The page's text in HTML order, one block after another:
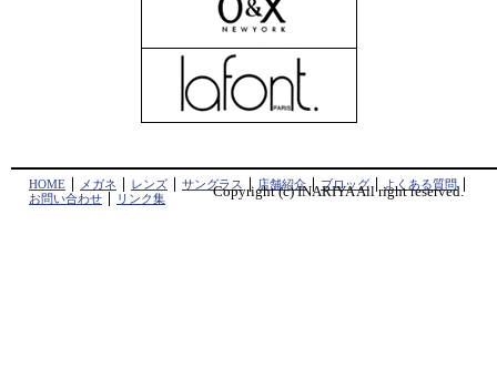
HOME メガネ レンズ サングラス 店舗紹介 ブロッグ
よくある質問
お問い合わせ
リンク集 Copyright (c) INARIYA All right reserved.